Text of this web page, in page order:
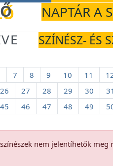
NAPTÁR A
SZÍNÉSZ- ÉS
7 8 9 10 11
26 27 28 29 30 31
45 46 47 48 49
nem jelentíhetők meg